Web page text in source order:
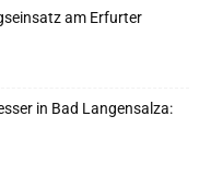
am Erfurter
in Bad Langensalza: